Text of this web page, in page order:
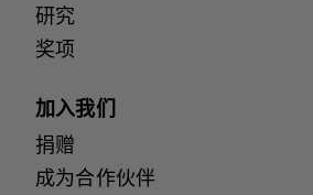
研究
奖项
加入我们
捐赠
成为合作伙伴